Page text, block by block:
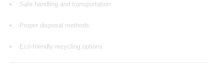
Safe handling and transportation
Proper disposal methods
Eco-friendly recycling options